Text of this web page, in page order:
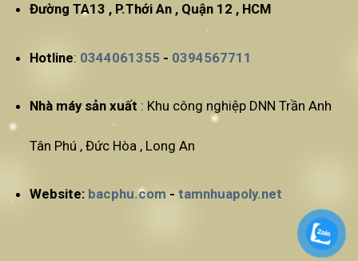
Đường TA13 , P.Thới An , Quận 12 , HCM
Hotline: 0344061355- 0394567711
Nhà máy sản xuất : Khu công nghiệp DNN Trần Anh
Tân Phú , Đức Hòa , Long An
Website: bacphu.com - tamnhuapoly.net